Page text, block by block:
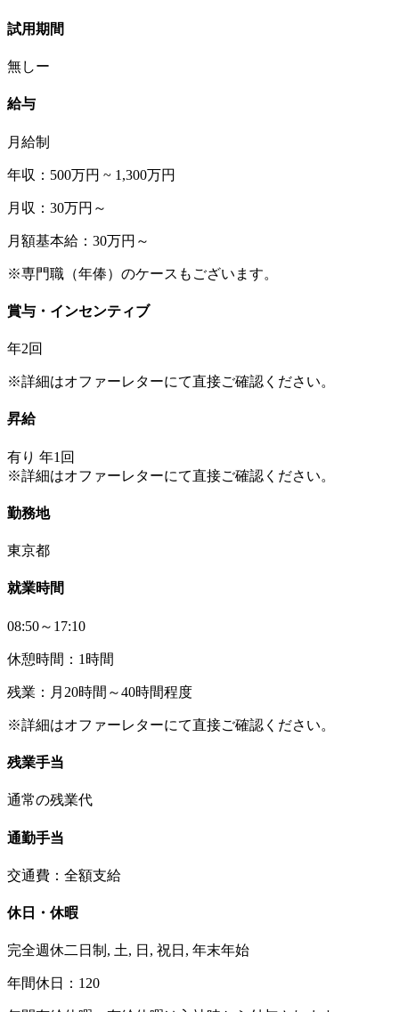
試用期間
無しー
給与
月給制
年収：500万円 ~ 1,300万円
月収：30万円～
月額基本給：30万円～
※専門職（年俸）のケースもございます。
賞与・インセンティブ
年2回
※詳細はオファーレターにて直接ご確認ください。
昇給
有り 年1回
※詳細はオファーレターにて直接ご確認ください。
勤務地
東京都
就業時間
08:50～17:10
休憩時間：1時間
残業：月20時間～40時間程度
※詳細はオファーレターにて直接ご確認ください。
残業手当
通常の残業代
通勤手当
交通費：全額支給
休日・休暇
完全週休二日制, 土, 日, 祝日, 年末年始
年間休日：120